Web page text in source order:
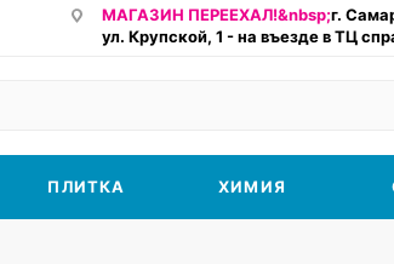
МАГАЗИН ПЕРЕЕХАЛ!&nbsp;г.
ул. Крупской, 1 - на въезде в ТЦ
ПЛИТКА ХИМИЯ